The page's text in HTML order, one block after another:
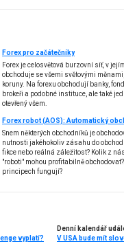
Forex pro začátečníky
Forex je celosvětová burzovní síť, v
obchoduje se všemi světovými
koruny. Na forexu obchodují banky,
brokeři a podobné instituce, ale také
otevřený všem.
Snem některých obchodníků je
nutnosti jakéhokoliv zásahu do
fikce nebo reálná záležitost? Kolik z
"roboti" mohou profitabilně
principech fungují?
vyplatí?
Denní kalendář
V USA bude mít